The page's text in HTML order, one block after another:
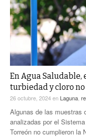
EXA INFORMA
CONTEXTOS
TRAYECTO
A MEDIA
A TODA LEY
ENTRE
DIÁLOGOS CON
TWEETS AND
LA MEJOR 97.1
PULSO
LA MEJOR
En Agua Saludable,
turbiedad y cloro no
26 octubre, 2024en Laguna
Algunas de las muestras
analizadas por el
Torreón no cumplieron la